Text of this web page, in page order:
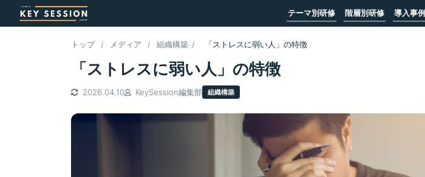
テーマ別研修 階層別研修 導入事例
トップ / メディア / 組織構築 / 「ストレスに弱い人」の特徴
「ストレスに弱い人」の特徴
2026.04.10 KeySession編集部 組織構築